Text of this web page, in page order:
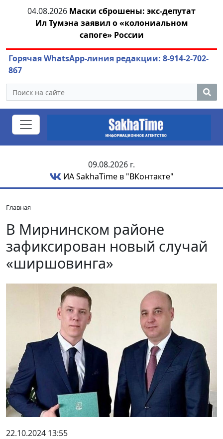
04.08.2026 Маски сброшены: экс-депутат
Ил Тумэна заявил о «колониальном
сапоге» России
Горячая WhatsApp-линия редакции: 8-914-2-702-
867
09.08.2026 г.
ИА SakhaTime в "ВКонтакте"
Главная
В Мирнинском районе
зафиксирован новый случай
«ширшовинга»
22.10.2024 13:55